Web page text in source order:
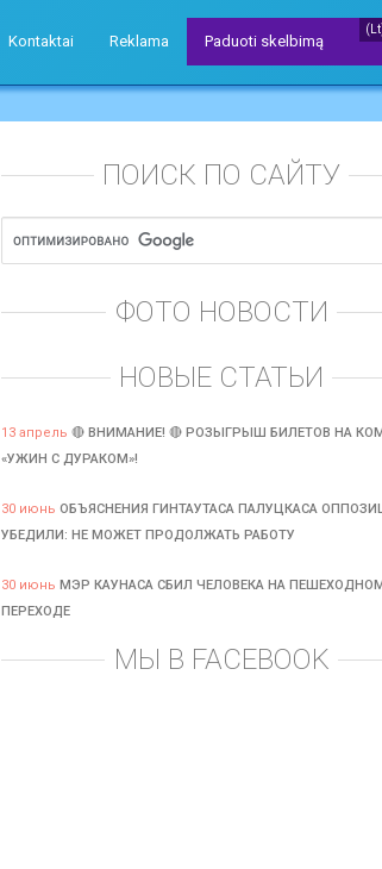
Kontaktai Reklama Paduoti skelbimą
ПОИСК ПО САЙТУ
ФОТО НОВОСТИ
НОВЫЕ СТАТЬИ
13 апрель 🔴 ВНИМАНИЕ! 🔴 РОЗЫГРЫШ БИЛЕТОВ НА
«УЖИН С ДУРАКОМ»!
30 июнь ОБЪЯСНЕНИЯ ГИНТАУТАСА ПАЛУЦКАСА
УБЕДИЛИ: НЕ МОЖЕТ ПРОДОЛЖАТЬ РАБОТУ
30 июнь МЭР КАУНАСА СБИЛ ЧЕЛОВЕКА НА
ПЕРЕХОДЕ
МЫ В FACEBOOK